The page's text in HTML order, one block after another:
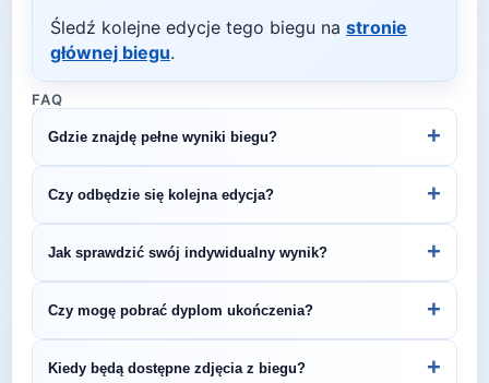
Śledź kolejne edycje tego biegu na stronie
głównej biegu.
FAQ
Gdzie znajdę pełne wyniki biegu? +
organizatora.
Czy odbędzie się kolejna edycja? +
Śledź stronę organizatora lub ZawodyBiegowe.pl,
by być na bieżąco z datą kolejnej edycji 14 Bieg
Ziemi Limanowskiej.
Jak sprawdzić swój indywidualny wynik? +
organizatora lub platformie pomiarowej podanej na
bibie startowym. Wyniki zawierają czas brutto i
netto, a często też pozycję wśród wszystkich
Czy mogę pobrać dyplom ukończenia? +
elektroniczne dyplomy do pobrania ze strony
Kiedy będą dostępne zdjęcia z biegu? +